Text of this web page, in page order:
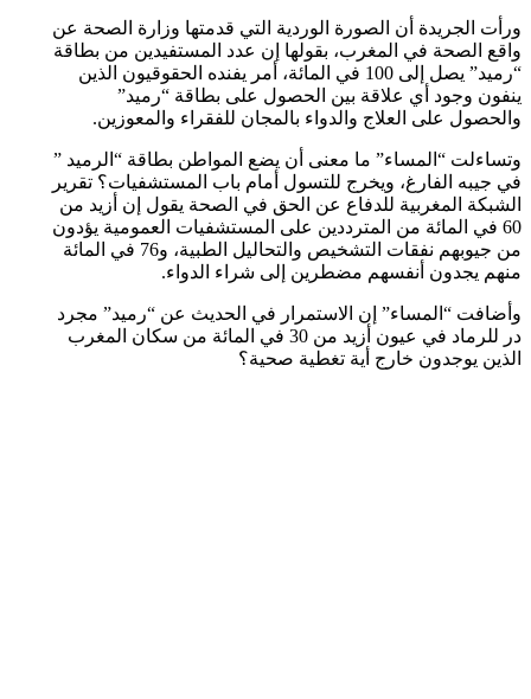
ورأت الجريدة أن الصورة الوردية التي قدمتها وزارة الصحة عن
واقع الصحة في المغرب، بقولها إن عدد المستفيدين من بطاقة
“رميد” يصل إلى 100 في المائة، أمر يفنده الحقوقيون الذين
ينفون وجود أي علاقة بين الحصول على بطاقة “رميد”
والحصول على العلاج والدواء بالمجان للفقراء والمعوزين.
وتساءلت “المساء” ما معنى أن يضع المواطن بطاقة “الرميد ”
في جيبه الفارغ، ويخرج للتسول أمام باب المستشفيات؟ تقرير
الشبكة المغربية للدفاع عن الحق في الصحة يقول إن أزيد من
60 في المائة من المترددين على المستشفيات العمومية يؤدون
من جيوبهم نفقات التشخيص والتحاليل الطبية، و76 في المائة
منهم يجدون أنفسهم مضطرين إلى شراء الدواء.
وأضافت “المساء” إن الاستمرار في الحديث عن “رميد” مجرد
در للرماد في عيون أزيد من 30 في المائة من سكان المغرب
الذين يوجدون خارج أية تغطية صحية؟